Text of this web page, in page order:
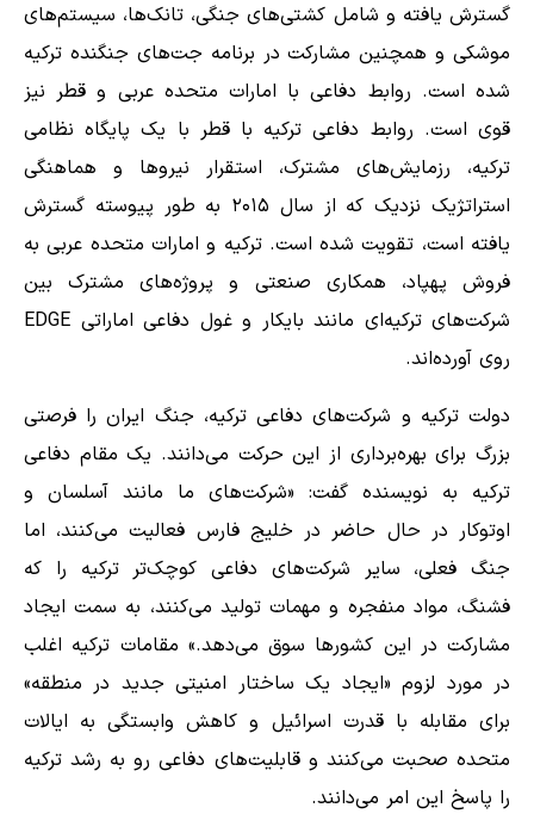
گسترش یافته و شامل کشتی‌های جنگی، تانک‌ها، سیستم‌های
موشکی و همچنین مشارکت در برنامه جت‌های جنگنده ترکیه
شده است. روابط دفاعی با امارات متحده عربی و قطر نیز
قوی است. روابط دفاعی ترکیه با قطر با یک پایگاه نظامی
ترکیه، رزمایش‌های مشترک، استقرار نیروها و هماهنگی
استراتژیک نزدیک که از سال ۲۰۱۵ به طور پیوسته گسترش
یافته است، تقویت شده است. ترکیه و امارات متحده عربی به
فروش پهپاد، همکاری صنعتی و پروژه‌های مشترک بین
شرکت‌های ترکیه‌ای مانند بایکار و غول دفاعی اماراتی EDGE
روی آورده‌اند.
دولت ترکیه و شرکت‌های دفاعی ترکیه، جنگ ایران را فرصتی
بزرگ برای بهره‌برداری از این حرکت می‌دانند. یک مقام دفاعی
ترکیه به نویسنده گفت: «شرکت‌های ما مانند آسلسان و
اوتوکار در حال حاضر در خلیج فارس فعالیت می‌کنند، اما
جنگ فعلی، سایر شرکت‌های دفاعی کوچک‌تر ترکیه را که
فشنگ، مواد منفجره و مهمات تولید می‌کنند، به سمت ایجاد
مشارکت در این کشورها سوق می‌دهد.» مقامات ترکیه اغلب
در مورد لزوم «ایجاد یک ساختار امنیتی جدید در منطقه»
برای مقابله با قدرت اسرائیل و کاهش وابستگی به ایالات
متحده صحبت می‌کنند و قابلیت‌های دفاعی رو به رشد ترکیه
را پاسخ این امر می‌دانند.